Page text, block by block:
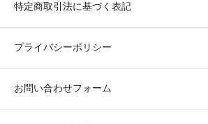
特定商取引法に基づく表記
プライバシーポリシー
お問い合わせフォーム